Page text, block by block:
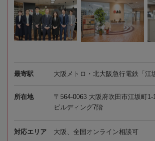
最寄駅 大阪メトロ・北大阪急行電鉄「江
所在地
〒564-0063 大阪府吹田市江坂町
ビルディング7階
対応エリア 大阪、全国オンライン相談可